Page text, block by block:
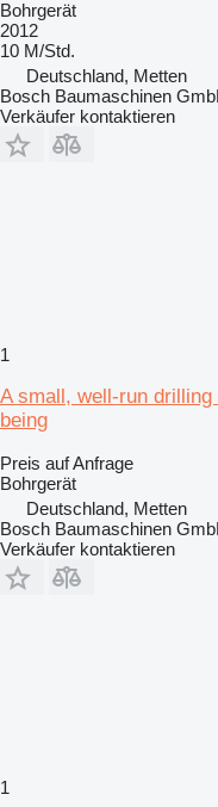
Bohrgerät
2012
10 M/Std.
Deutschland, Metten
Bosch Baumaschinen
Verkäufer kontaktieren
1
A small, well-run
being
Preis auf Anfrage
Bohrgerät
Deutschland, Metten
Bosch Baumaschinen
Verkäufer kontaktieren
1